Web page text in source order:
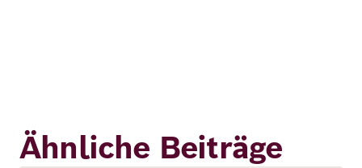
Ähnliche Beiträge